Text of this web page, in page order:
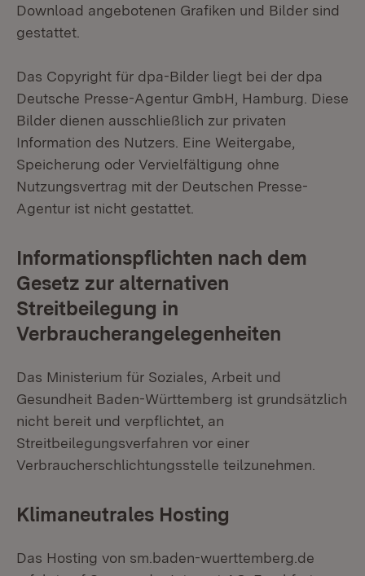
Download angebotenen Grafiken und Bilder sind
gestattet.
Das Copyright für dpa-Bilder liegt bei der dpa
Deutsche Presse-Agentur GmbH, Hamburg. Diese
Bilder dienen ausschließlich zur privaten
Information des Nutzers. Eine Weitergabe,
Speicherung oder Vervielfältigung ohne
Nutzungsvertrag mit der Deutschen Presse-
Agentur ist nicht gestattet.
Informationspflichten nach dem
Gesetz zur alternativen
Streitbeilegung in
Verbraucherangelegenheiten
Das Ministerium für Soziales, Arbeit und
Gesundheit Baden-Württemberg ist grundsätzlich
nicht bereit und verpflichtet, an
Streitbeilegungsverfahren vor einer
Verbraucherschlichtungsstelle teilzunehmen.
Klimaneutrales Hosting
Das Hosting von sm.baden-wuerttemberg.de